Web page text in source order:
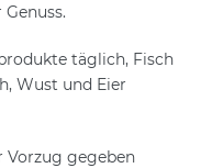
täglich, Fisch
Wust und Eier
Vorzug gegeben